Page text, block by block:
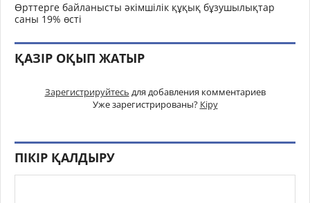
Өрттерге байланысты әкімшілік құқық бұзушылықтар
саны 19% өсті
ҚАЗІР ОҚЫП ЖАТЫР
Зарегистрируйтесь для добавления комментариев
Уже зарегистрированы? Кіру
ПІКІР ҚАЛДЫРУ